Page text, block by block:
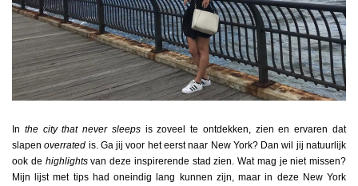
In the city that never sleepsis zoveel te ontdekken, zien en ervaren dat
slapenoverrated is. Ga jij voor het eerst naar New York? Dan wil jij natuurlijk
ook de highlightsvan deze inspirerende stad zien. Wat mag je niet missen?
Mijn lijst met tips had oneindig lang kunnen zijn, maar in deze New York